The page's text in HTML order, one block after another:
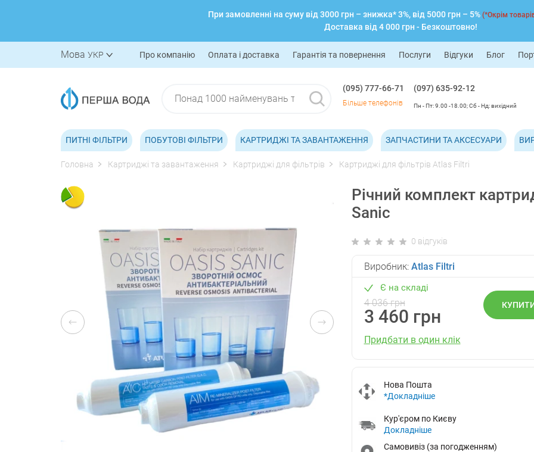
При замовленні на суму від 3000 грн – знижка* 3%, від 5000 грн – 5% (*Окрім
Доставка від 4 000 грн - Безкоштовно!
Мова УКР Про компанію Оплата і доставка Гарантія та повернення Послуги Відгуки Блог
(095) 777-66-71
Більше телефонів
(097) 635-92-12
Пн - Пт: 9.00 -18.00; Сб - Нд: вихідний
ПИТНІ ФІЛЬТРИ ПОБУТОВІ ФІЛЬТРИ КАРТРИДЖІ ТА ЗАВАНТАЖЕННЯ ЗАПЧАСТИНИ ТА АКСЕСУАРИ
Головна Картриджі та завантаження Картриджі для фільтрів Картриджі для фільтрів Atlas Filtri
Річний комплект
Sanic
0 відгуків
Виробник: Atlas Filtri
Є на складі
4 036 грн
3 460 грн
Придбати в один клік
Нова Пошта
*Докладніше
Кур'єром по Києву
Докладніше
Самовивіз (за погодженням)